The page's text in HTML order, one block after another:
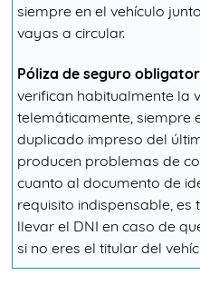
siempre en el vehículo
vayas a circular.
Póliza de seguro
verifican habitualmente la
telemáticamente, siempre
duplicado impreso del
producen problemas de
cuanto al documento de
requisito indispensable,
llevar el DNI en caso de
si no eres el titular del